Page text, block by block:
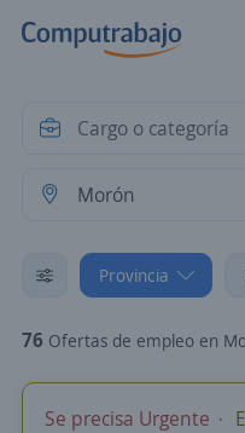
Provincia
76 Ofertas de empleo en Morón,
Se precisa Urgente